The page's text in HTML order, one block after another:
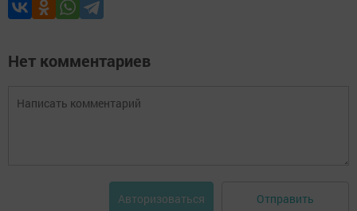
Нет комментариев
Авторизоваться Отправить